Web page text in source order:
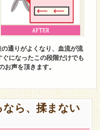
通りがよくなり、血流が流
になったこの段階だけでも
お声を頂きます。
ら、揉まない